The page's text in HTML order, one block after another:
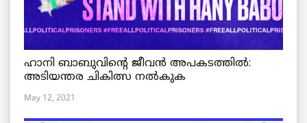
ഹാനി ബാബുവിന്റെ ജീവൻ അപകടത്തിൽ:
അടിയന്തര ചികിത്സ നൽകുക
May 12, 2021